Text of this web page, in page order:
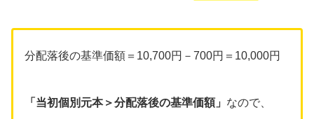
分配落後の基準価額＝10,700円－700円＝10,000円
「当初個別元本＞分配落後の基準価額」 なので、